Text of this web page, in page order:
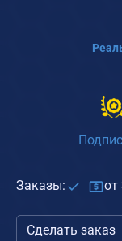
Заказы: от
Сделать заказ